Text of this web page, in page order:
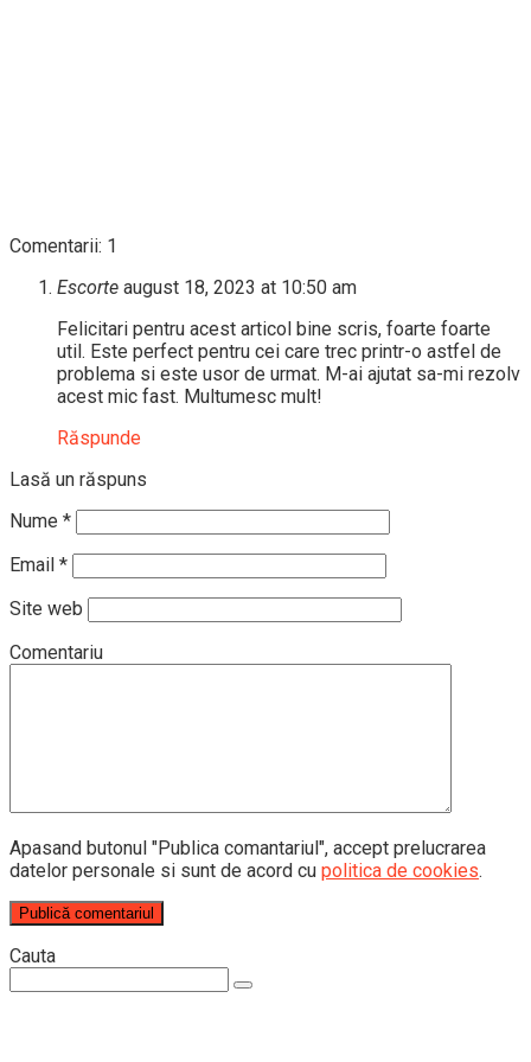
Comentarii: 1
Escorte august 18, 2023 at 10:50 am
Felicitari pentru acest articol bine scris, foarte foarte
util. Este perfect pentru cei care trec printr-o astfel de
problema si este usor de urmat. M-ai ajutat sa-mi rezolv
acest mic fast. Multumesc mult!
Răspunde
Lasă un răspuns
Nume *
Email *
Site web
Comentariu
Apasand butonul "Publica comantariul", accept prelucrarea
datelor personale si sunt de acord cu politica de cookies.
Cauta